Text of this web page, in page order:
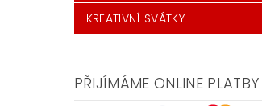
KREATIVNÍ SVÁTKY
PŘIJÍMÁME ONLINE PLATBY